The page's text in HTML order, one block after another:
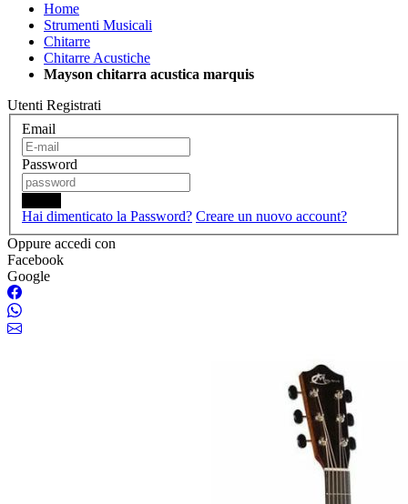
Home
Strumenti Musicali
Chitarre
Chitarre Acustiche
Mayson chitarra acustica marquis
Utenti Registrati
Email
Password
Hai dimenticato la Password? Creare un nuovo account?
Oppure accedi con
Facebook
Google